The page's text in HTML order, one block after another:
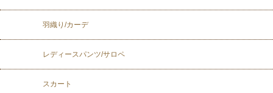
羽織り/カーデ
レディースパンツ/サロペ
スカート